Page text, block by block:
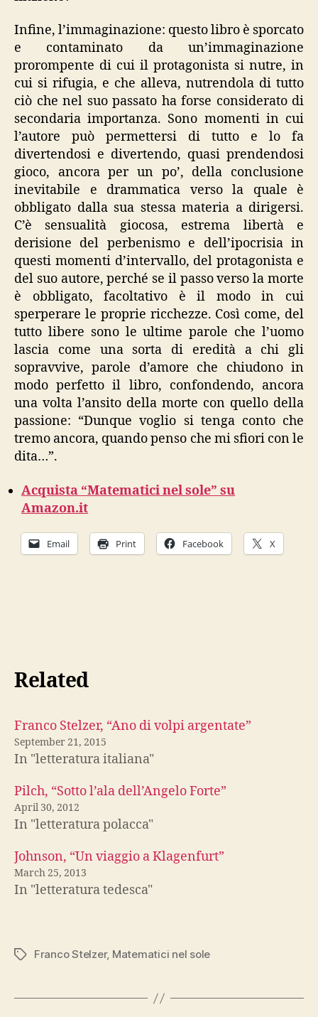
Infine, l’immaginazione: questo libro è sporcato
e contaminato da un’immaginazione
prorompente di cui il protagonista si nutre, in
cui si rifugia, e che alleva, nutrendola di tutto
ciò che nel suo passato ha forse considerato di
secondaria importanza. Sono momenti in cui
l’autore può permettersi di tutto e lo fa
divertendosi e divertendo, quasi prendendosi
gioco, ancora per un po’, della conclusione
inevitabile e drammatica verso la quale è
obbligato dalla sua stessa materia a dirigersi.
C’è sensualità giocosa, estrema libertà e
derisione del perbenismo e dell’ipocrisia in
questi momenti d’intervallo, del protagonista e
del suo autore, perché se il passo verso la morte
è obbligato, facoltativo è il modo in cui
sperperare le proprie ricchezze. Così come, del
tutto libere sono le ultime parole che l’uomo
lascia come una sorta di eredità a chi gli
sopravvive, parole d’amore che chiudono in
modo perfetto il libro, confondendo, ancora
una volta l’ansito della morte con quello della
passione: “Dunque voglio si tenga conto che
tremo ancora, quando penso che mi sfiori con le
dita…”.
Acquista “Matematici nel sole” su
Amazon.it
Email Print Facebook X
Related
Franco Stelzer, “Ano di volpi argentate”
September 21, 2015
In "letteratura italiana"
Pilch, “Sotto l’ala dell’Angelo Forte”
April 30, 2012
In "letteratura polacca"
Johnson, “Un viaggio a Klagenfurt”
March 25, 2013
In "letteratura tedesca"
TagsFranco Stelzer, Matematici nel sole